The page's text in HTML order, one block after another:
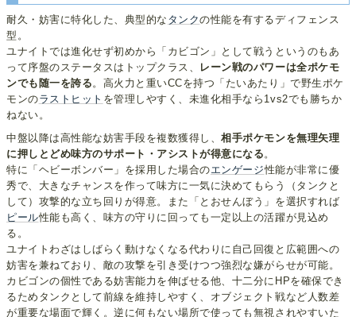
耐久・妨害に特化した、典型的な タンクの性能を有するディフェンス
型。
ユナイトでは進化せず初めから「カビゴン」として戦うというのもあ
って序盤のステータスはトップクラス、
レーン戦のパワーは全ポケモ
ンでも随一を誇る 。高火力と重いCCを持つ「たいあたり」で野生ポケ
モンのラストヒット を管理しやすく、未進化相手なら1vs2でも勝ちか
ねない。
中盤以降は高性能な妨害手段を複数獲得し、相手ポケモンを無理矢理
に押しとどめ味方のサポート・アシストが得意になる 。
特に「ヘビーボンバー」を採用した場合のエンゲージ性能が非常に優
秀で、大きなチャンスを作って味方に一気に決めてもらう（タンクと
して）攻撃的な立ち回りが得意。また「とおせんぼう」を選択すれば
ピール性能も高く、味方の守りに回っても一定以上の活躍が見込め
る。
ユナイトわざはしばらく動けなくなる代わりに自己回復と広範囲への
妨害を兼ねており、敵の攻撃を引き受けつつ強烈な嫌がらせが可能。
カビゴンの個性である妨害能力を伸ばせる他、十二分にHPを確保でき
るためタンクとして前線を維持しやすく、オブジェクト戦など人数差
が重要な場面で輝く。逆に何もない場所で使っても無視されやすいた